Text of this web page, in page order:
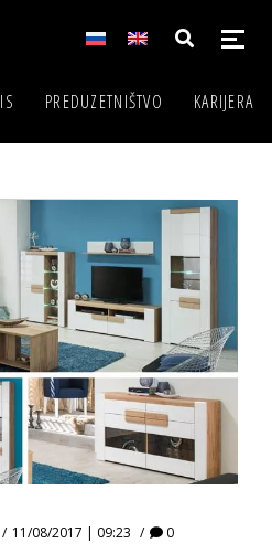
PREDUZETNIŠTVO KARIJERA
11/08/2017 | 09:23 0